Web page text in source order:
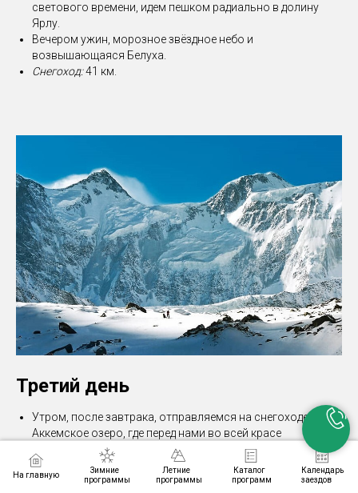
светового времени, идем пешком радиально в долину
Ярлу.
Вечером ужин, морозное звёздное небо и
возвышающаяся Белуха.
Снегоход:41 км.
Третий день
Утром, после завтрака, отправляемся на снегоходе на
Аккемское озеро, где перед нами во всей красе
предстанут весь массив Белухи, долина Ак-Оюк с
одноименной вершиной, долина Ярлу, Аккемский ледник и
многое другое.
На главную
Зимние
программы
Летние
программы
Каталог
программ
Календарь
заездов